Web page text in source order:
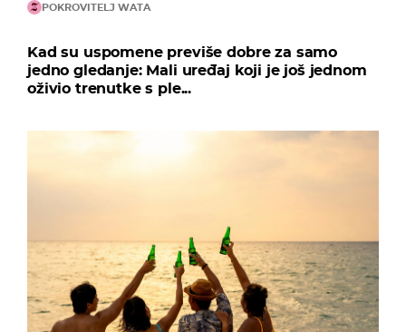
POKROVITELJ WATA
Kad su uspomene previše dobre za samo
jedno gledanje: Mali uređaj koji je još jednom
oživio trenutke s ple...